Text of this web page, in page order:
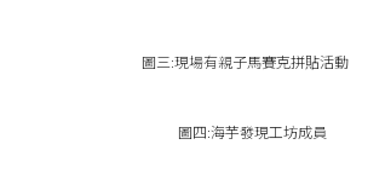
圖三:現場有親子馬賽克拼貼活動
圖四:海芋發現工坊成員